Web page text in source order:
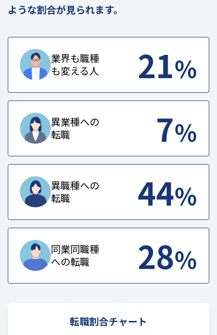
ような割合が見られます。
業界も職種
も変える人
21%
異業種への
転職
7%
異職種への
転職
44%
同業同職種
への転職
28%
転職割合チャート